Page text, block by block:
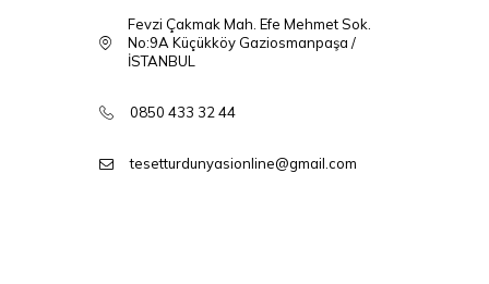
Fevzi Çakmak Mah. Efe Mehmet Sok.
No:9A Küçükköy Gaziosmanpaşa /
İSTANBUL
0850 433 32 44
tesetturdunyasionline@gmail.com